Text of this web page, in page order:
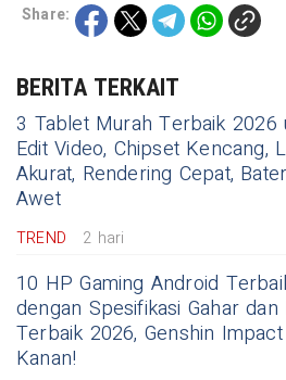
Share:
BERITA TERKAIT
3 Tablet Murah Terbaik 2026
Edit Video, Chipset Kencang,
Akurat, Rendering Cepat,
Awet
TREND 2 hari
10 HP Gaming Android
dengan Spesifikasi Gahar dan
Terbaik 2026, Genshin
Kanan!